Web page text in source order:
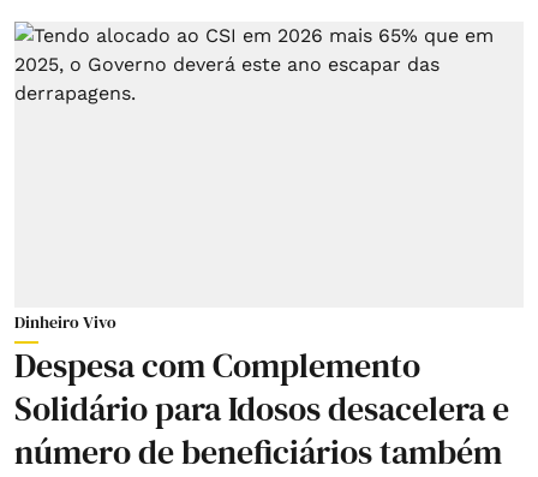
Dinheiro Vivo
Despesa com Complemento
Solidário para Idosos desacelera e
número de beneficiários também